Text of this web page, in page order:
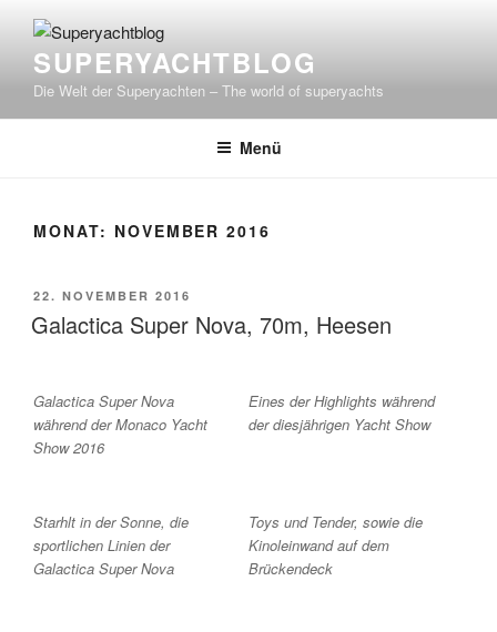
Inhalt
springenSUPERYACHTBLOG
Die Welt der Superyachten – The world of superyachts
Menü
MONAT: NOVEMBER 2016
VERÖFFENTLICHT
AM
22. NOVEMBER 2016
Galactica Super Nova, 70m, Heesen
Galactica Super Nova
während der Monaco Yacht
Show 2016
Eines der Highlights während
der diesjährigen Yacht Show
Starhlt in der Sonne, die
sportlichen Linien der
Galactica Super Nova
Toys und Tender, sowie die
Kinoleinwand auf dem
Brückendeck